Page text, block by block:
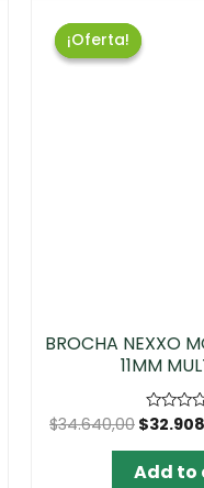
¡Oferta!
¡Oferta!
BROCHA NEXXO
11MM
Rated
out
of
5
$34.640,00 $
Add to